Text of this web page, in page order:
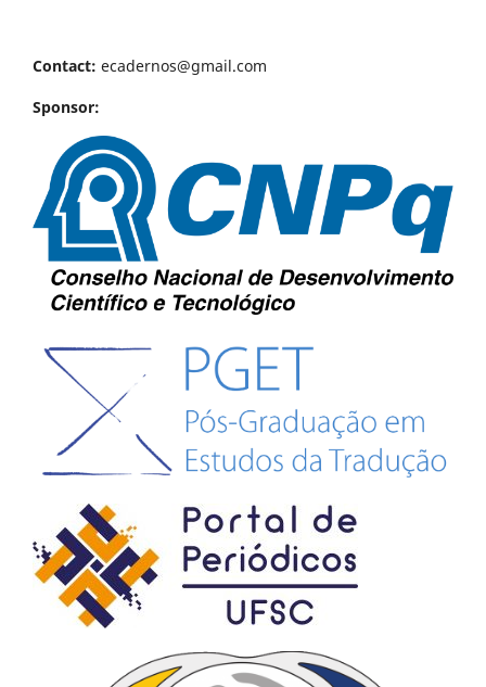
Contact: ecadernos@gmail.com
Sponsor: